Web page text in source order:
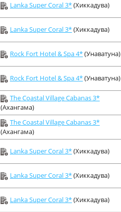
Lanka Super Coral 3*(Хиккадува)
Lanka Super Coral 3*(Хиккадува)
Rock Fort Hotel & Spa 4*(Унаватуна)
Rock Fort Hotel & Spa 4*(Унаватуна)
The Coastal Village Cabanas 3*
(Ахангама)
The Coastal Village Cabanas 3*
(Ахангама)
Lanka Super Coral 3*(Хиккадува)
Lanka Super Coral 3*(Хиккадува)
Lanka Super Coral 3*(Хиккадува)